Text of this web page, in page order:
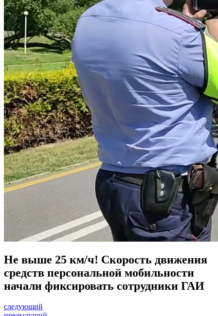
Не выше 25 км/ч! Скорость движения
средств персональной мобильности
начали фиксировать сотрудники ГАИ
следующий